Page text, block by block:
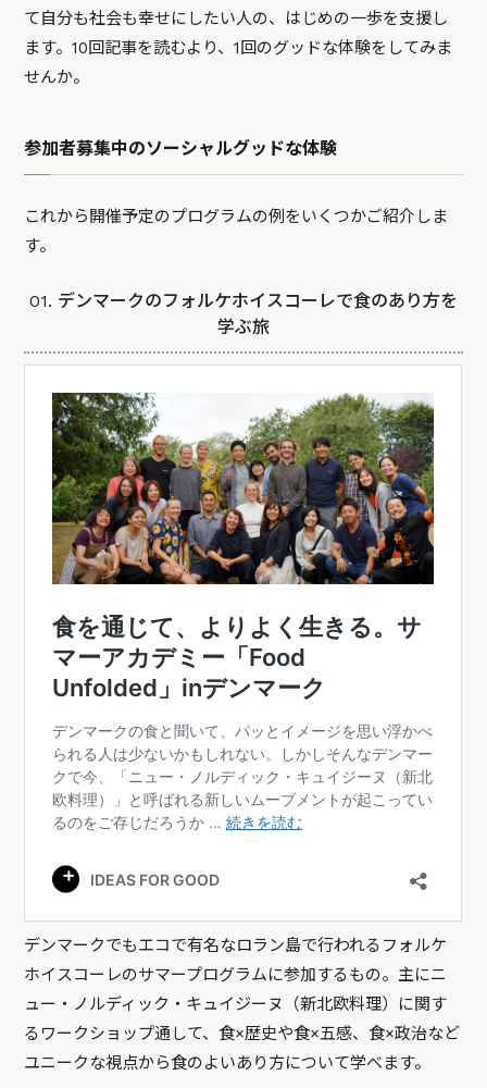
て自分も社会も幸せにしたい人の、はじめの一歩を支援し
ます。10回記事を読むより、1回のグッドな体験をしてみま
せんか。
参加者募集中のソーシャルグッドな体験
これから開催予定のプログラムの例をいくつかご紹介しま
す。
01. デンマークのフォルケホイスコーレで食のあり方を
学ぶ旅
デンマークでもエコで有名なロラン島で行われるフォルケ
ホイスコーレのサマープログラムに参加するもの。主にニ
ュー・ノルディック・キュイジーヌ（新北欧料理）に関す
るワークショップ通して、食×歴史や食×五感、食×政治など
ユニークな視点から食のよいあり方について学べます。